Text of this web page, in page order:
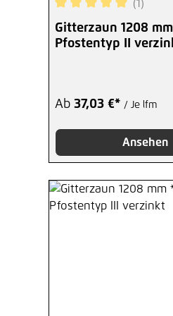
Durchschnittliche
(1)
Gitterzaun 1208
Pfostentyp II
Ab 37,03 €* / Je lfm
Ansehen